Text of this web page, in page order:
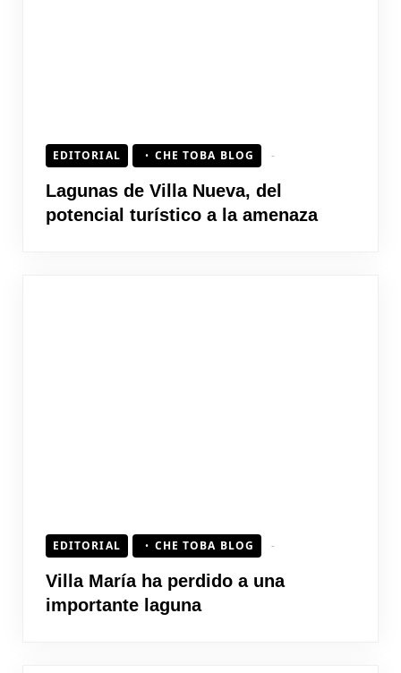
EDITORIAL CHE TOBA BLOG
Lagunas de Villa Nueva, del
potencial turístico a la amenaza
EDITORIAL CHE TOBA BLOG
Villa María ha perdido a una
importante laguna